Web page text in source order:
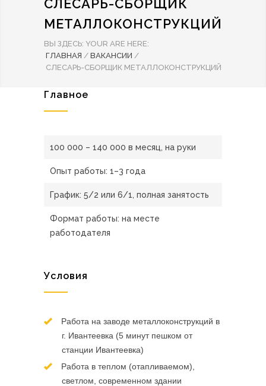
СЛЕСАРЬ-СБОРЩИК
МЕТАЛЛОКОНСТРУКЦИЙ
ВЫ ЗДЕСЬ: YOUR ARE HERE:
ГЛАВНАЯ / ВАКАНСИИ /
СЛЕСАРЬ-СБОРЩИК МЕТАЛЛОКОНСТРУКЦИЙ
Главное
100 000 – 140 000 в месяц, на руки
Опыт работы: 1–3 года
График: 5/2 или 6/1, полная занятость
Формат работы: на месте
работодателя
Условия
Работа на заводе металлоконструкций в
г. Ивантеевка (5 минут пешком от
станции Ивантеевка)
Работа в теплом (отапливаемом),
светлом, современном здании